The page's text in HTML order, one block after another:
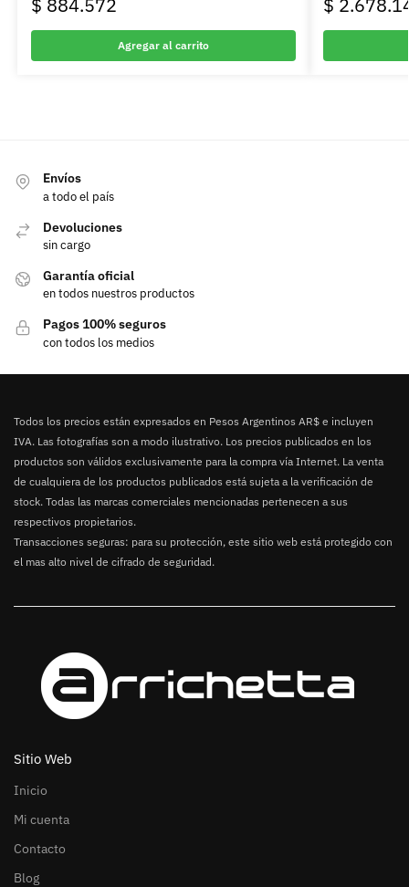
$ 884.572
Agregar al carrito
$
Envíos
a todo el país
Devoluciones
sin cargo
Garantía oficial
en todos nuestros productos
Pagos 100% seguros
con todos los medios
Todos los precios están expresados en Pesos Argentinos AR$ e incluyen
IVA. Las fotografías son a modo ilustrativo. Los precios publicados en los
productos son válidos exclusivamente para la compra vía Internet. La venta
de cualquiera de los productos publicados está sujeta a la verificación de
stock. Todas las marcas comerciales mencionadas pertenecen a sus
respectivos propietarios.
Transacciones seguras: para su protección, este sitio web está protegido con
el mas alto nivel de cifrado de seguridad.
Sitio Web
Inicio
Mi cuenta
Contacto
Blog